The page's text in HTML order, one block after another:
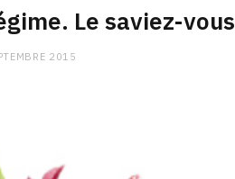
Le saviez-vous
2015